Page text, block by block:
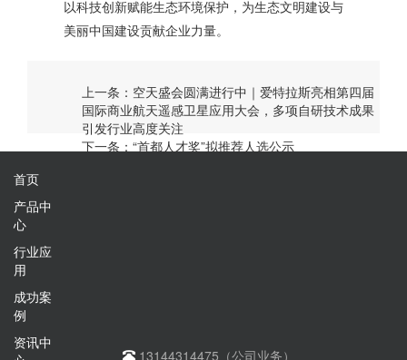
以科技创新赋能生态环境保护，为生态文明建设与
美丽中国建设贡献企业力量。
上一条：空天盛会圆满进行中｜爱特拉斯亮相第四届
国际商业航天遥感卫星应用大会，多项自研技术成果
引发行业高度关注
下一条：“首都人才奖”拟推荐人选公示
首页
产品中
心
行业应
用
成功案
例
资讯中
13144314475（公司业务）